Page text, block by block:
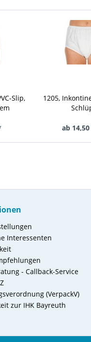
Slip,
1205,
ab
Interessenten
- Callback-Service
(VerpackV)
zur IHK Bayreuth